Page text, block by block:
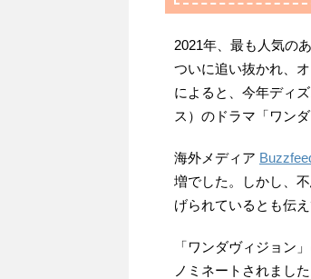
2021年、最も人気の
ついに追い抜かれ、
によると、今年ディ
ス）のドラマ「ワン
海外メディア
増でした。しかし、
げられているとも伝え
「ワンダヴィジョン
ノミネートされまし